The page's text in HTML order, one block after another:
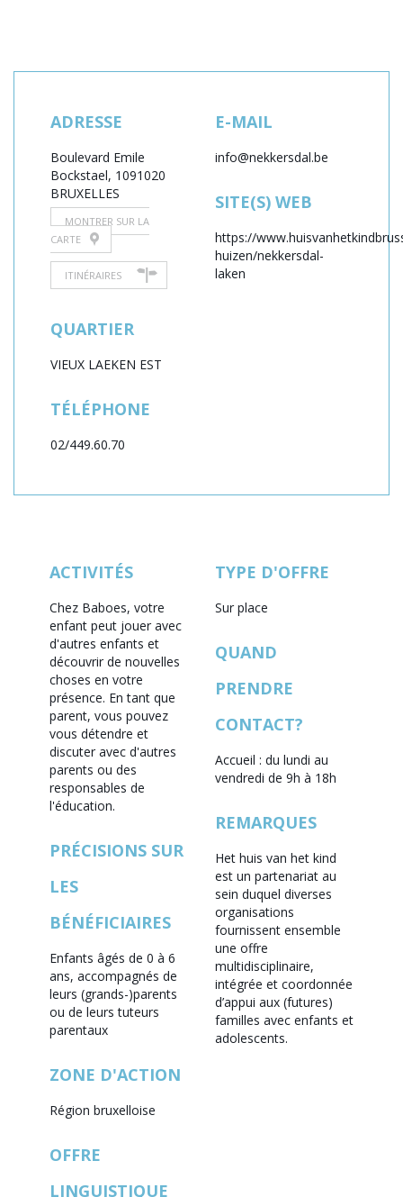
ADRESSE
Boulevard Emile
Bockstael, 1091020
BRUXELLES
MONTRER SUR LA
CARTE
ITINÉRAIRES
QUARTIER
VIEUX LAEKEN EST
TÉLÉPHONE
02/449.60.70
E-MAIL
info@nekkersdal.be
SITE(S) WEB
https://
huizen/nekkersdal-
laken
ACTIVITÉS
Chez Baboes, votre
enfant peut jouer avec
d'autres enfants et
découvrir de nouvelles
choses en votre
présence. En tant que
parent, vous pouvez
vous détendre et
discuter avec d'autres
parents ou des
responsables de
l'éducation.
PRÉCISIONS SUR
LES
BÉNÉFICIAIRES
Enfants âgés de 0 à 6
ans, accompagnés de
leurs (grands-)parents
ou de leurs tuteurs
parentaux
ZONE D'ACTION
Région bruxelloise
OFFRE
LINGUISTIQUE
TYPE D'OFFRE
Sur place
QUAND
PRENDRE
CONTACT?
Accueil : du lundi au
vendredi de 9h à 18h
REMARQUES
Het huis van het kind
est un partenariat au
sein duquel diverses
organisations
fournissent ensemble
une offre
multidisciplinaire,
intégrée et coordonnée
d’appui aux (futures)
familles avec enfants et
adolescents.